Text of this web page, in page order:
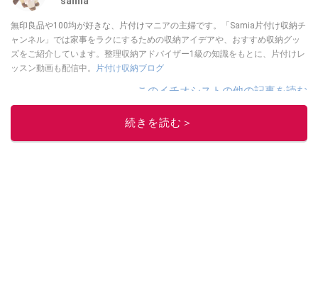
無印良品や100均が好きな、片付けマニアの主婦です。「Samia片付け収納チ
ャンネル」では家事をラクにするための収納アイデアや、おすすめ収納グッ
ズをご紹介しています。整理収納アドバイザー1級の知識をもとに、片付けレ
ッスン動画も配信中。
片付け収納ブログ
このイチオシストの他の記事を読む
続きを読む＞